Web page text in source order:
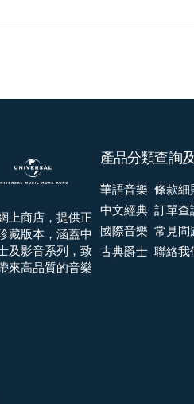
上商店，提供正
藏版本，涵蓋中
及影音系列，致
來高品質的音樂
產品分類
華語音樂
中文經典
國際音樂
古典爵士
查詢
條款細
訂單查
常見問
聯絡我